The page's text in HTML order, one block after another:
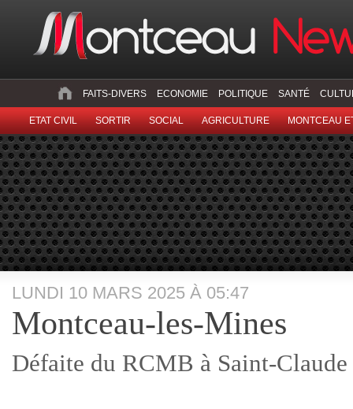
FAITS-DIVERS ECONOMIE POLITIQUE SANTÉ
ETAT CIVIL SORTIR SOCIAL AGRICULTURE MONTCEAU
LUNDI 10 MARS 2025 À 05:47
Montceau-les-Mines
Défaite du RCMB à Saint-Claude